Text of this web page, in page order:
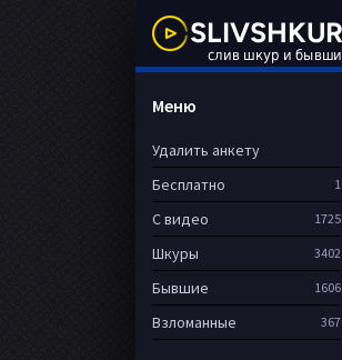
Меню
Удалить анкету
Бесплатно
1
С видео 1725
Шкуры 3402
Бывшие 1606
Взломанные 367